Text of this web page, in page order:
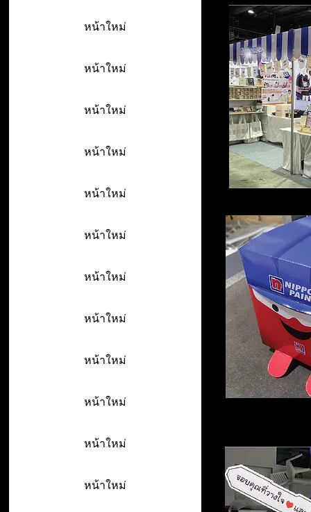
หน้าใหม่
หน้าใหม่
หน้าใหม่
หน้าใหม่
หน้าใหม่
หน้าใหม่
หน้าใหม่
หน้าใหม่
หน้าใหม่
หน้าใหม่
หน้าใหม่
หน้าใหม่